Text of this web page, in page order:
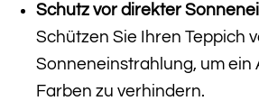
Schutz vor direkter
Schützen Sie Ihren Teppich
Sonneneinstrahlung, um ein
Farben zu verhindern.